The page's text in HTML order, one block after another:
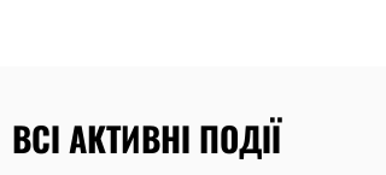
ВСІ АКТИВНІ ПОДІЇ